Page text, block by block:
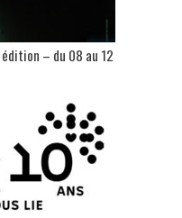
– du 08 au 12